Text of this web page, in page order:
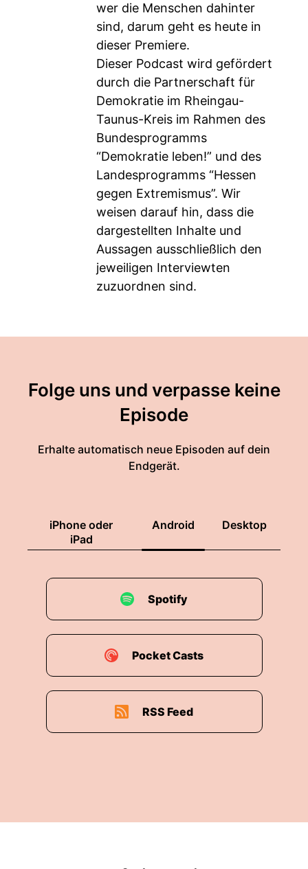
wer die Menschen dahinter
sind, darum geht es heute in
dieser Premiere.
Dieser Podcast wird gefördert
durch die Partnerschaft für
Demokratie im Rheingau-
Taunus-Kreis im Rahmen des
Bundesprogramms
“Demokratie leben!” und des
Landesprogramms “Hessen
gegen Extremismus”. Wir
weisen darauf hin, dass die
dargestellten Inhalte und
Aussagen ausschließlich den
jeweiligen Interviewten
zuzuordnen sind.
Folge uns und verpasse keine
Episode
Erhalte automatisch neue Episoden auf dein
Endgerät.
iPhone oder
iPad
Android Desktop
Spotify
Pocket Casts
RSS Feed